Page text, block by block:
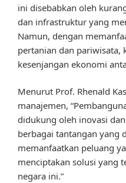
ini disebabkan oleh
dan infrastruktur yang
Namun, dengan
pertanian dan pariwisata,
kesenjangan ekonomi
Menurut Prof. Rhenald
manajemen,
didukung oleh inovasi
berbagai tantangan yang
memanfaatkan peluang
menciptakan solusi yang
negara ini.”